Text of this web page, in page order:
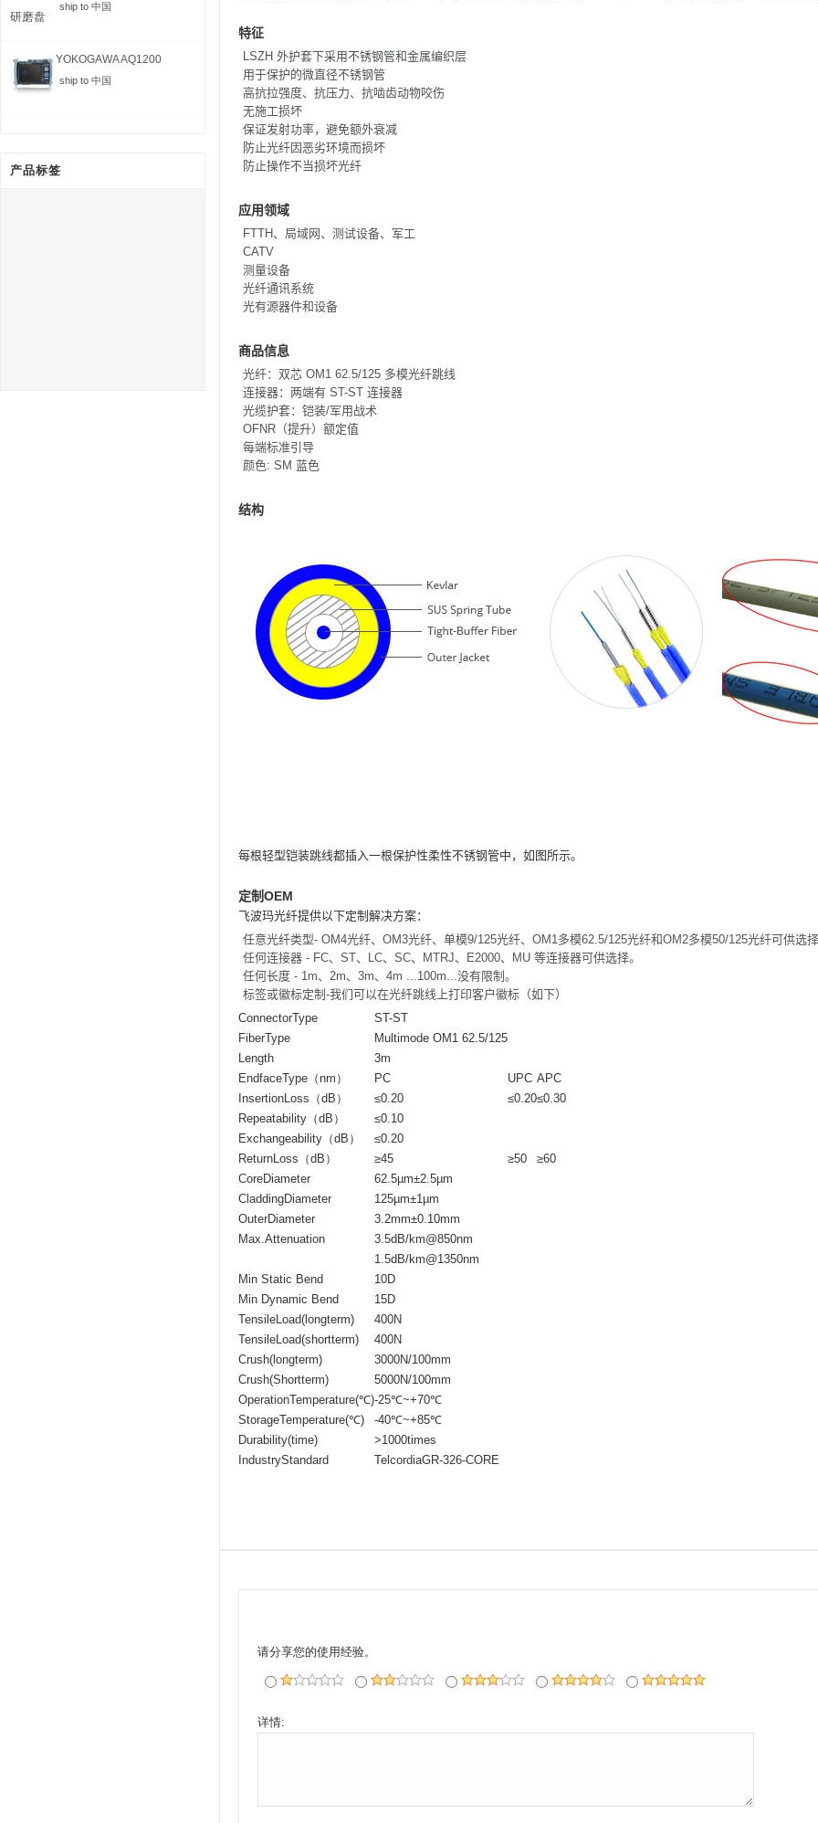
ship to 中国
YOKOGAWA AQ1200
MFT-...
ship to 中国
产品标签
特征
LSZH 外护套下采用不锈钢管和金属编织层
用于保护的微直径不锈钢管
高抗拉强度、抗压力、抗啮齿动物咬伤
无施工损坏
保证发射功率，避免额外衰减
防止光纤因恶劣环境而损坏
防止操作不当损坏光纤
应用领域
FTTH、局域网、测试设备、军工
CATV
测量设备
光纤通讯系统
光有源器件和设备
商品信息
光纤： 双芯 OM1 62.5/125 多模光纤跳线
连接器：两端有 ST-ST 连接器
光缆护套：铠装/军用战术
OFNR（提升）额定值
每端标准引导
颜色: SM 蓝色
结构
每根轻型铠装跳线都插入一根保护性柔性不锈钢管中，如图所示。
定制OEM
飞波玛光纤提供以下定制解决方案：
任意光纤类型- OM4光纤、OM3光纤、单模9/125光纤、OM1多模62.5/125光纤和OM2多模50/125光纤可供选
任何连接器 - FC、ST、LC、SC、MTRJ、E2000、MU 等连接器可供选择。
任何长度 - 1m、2m、3m、4m ...100m...没有限制。
标签或徽标定制-我们可以在光纤跳线上打印客户徽标（如下）
ConnectorType
ST-ST
FiberType
Multimode OM1 62.5/125
Length
3m
EndfaceType（nm）
PC UPC APC
InsertionLoss（dB）
≤0.20 ≤0.20≤0.30
Repeatability（dB）
≤0.10
Exchangeability（dB）
≤0.20
ReturnLoss（dB）
≥45 ≥50
≥60
CoreDiameter
62.5µm±2.5µm
CladdingDiameter
125µm±1µm
OuterDiameter
3.2mm±0.10mm
Max.Attenuation
3.5dB/km@850nm
1.5dB/km@1350nm
Min Static Bend
10D
Min Dynamic Bend
15D
TensileLoad(longterm)
400N
TensileLoad(shortterm)
400N
Crush(longterm)
3000N/100mm
Crush(Shortterm)
5000N/100mm
OperationTemperature(℃)-25℃~+70℃
StorageTemperature(℃)
-40℃~+85℃
Durability(time)
>1000times
IndustryStandard
TelcordiaGR-326-CORE
请分享您的使用经验。
详情: